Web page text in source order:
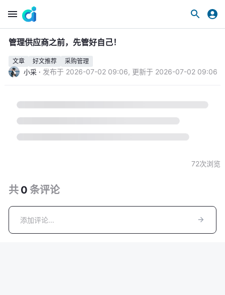
管理供应商之前，先管好自己！
文章 好文推荐 采购管理
小采 · 发布于 2026-07-02 09:06, 更新于 2026-07-02 09:06
72次浏览
共 0 条评论